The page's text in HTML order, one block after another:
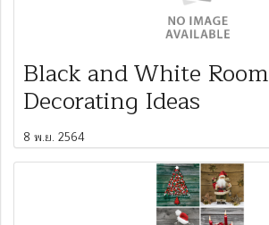
Black and White Room
Decorating Ideas
8 พ.ย. 2564